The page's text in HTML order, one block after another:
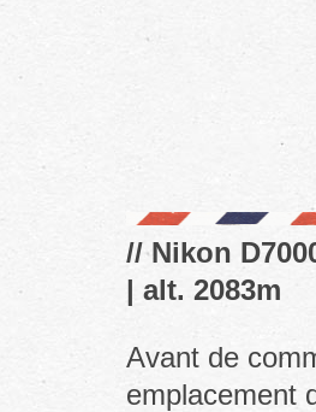
// Nikon
| alt. 2083m
Avant de
emplacement